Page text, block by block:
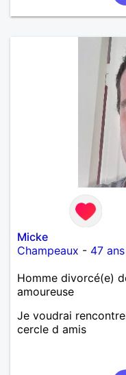
Micke
Champeaux - 47 ans
Homme divorcé(e)
amoureuse
Je voudrai
cercle d amis